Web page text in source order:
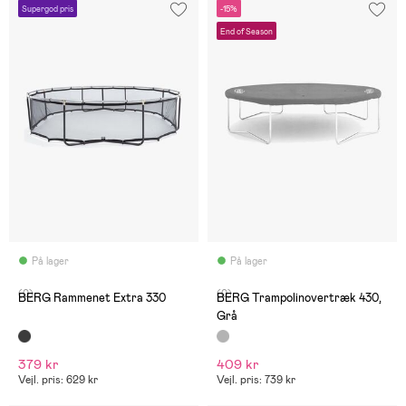
Supergod pris
På lager
(0)
BERG Rammenet Extra 330
379 kr
Vejl. pris: 629 kr
-15%
End of Season
På lager
(0)
BERG Trampolinovertræk 430,
Grå
409 kr
Vejl. pris: 739 kr